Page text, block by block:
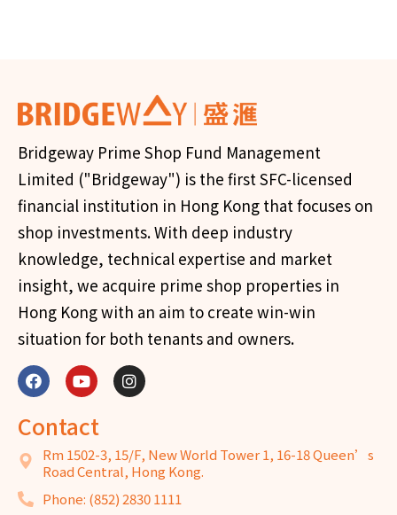
Bridgeway Prime Shop Fund Management
Limited ("Bridgeway") is the first SFC-licensed
financial institution in Hong Kong that focuses on
shop investments. With deep industry
knowledge, technical expertise and market
insight, we acquire prime shop properties in
Hong Kong with an aim to create win-win
situation for both tenants and owners.
Contact
Rm 1502-3, 15/F, New World Tower 1, 16-18 Queen’s
Road Central, Hong Kong.
Phone: (852) 2830 1111